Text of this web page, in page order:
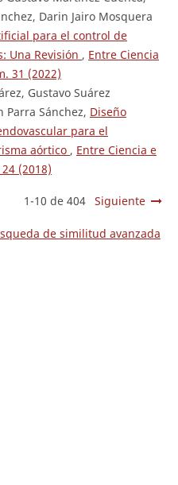
Darin Jairo Mosquera
para el control de
Una Revisión , Entre Ciencia
31 (2022)
Gustavo Suárez
Parra Sánchez, Diseño
para el
aórtico , Entre Ciencia e
(2018)
1-10 de 404 Siguiente
de similitud avanzada